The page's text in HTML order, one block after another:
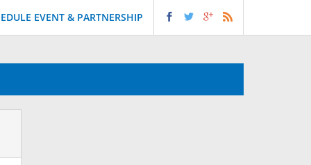
EVENT & PARTNERSHIP